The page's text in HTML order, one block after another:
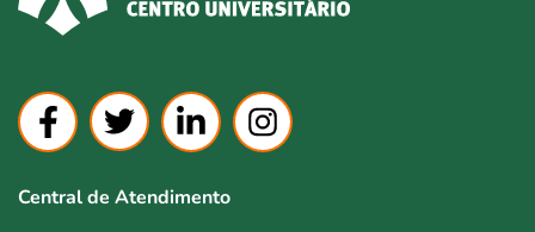
Central de Atendimento